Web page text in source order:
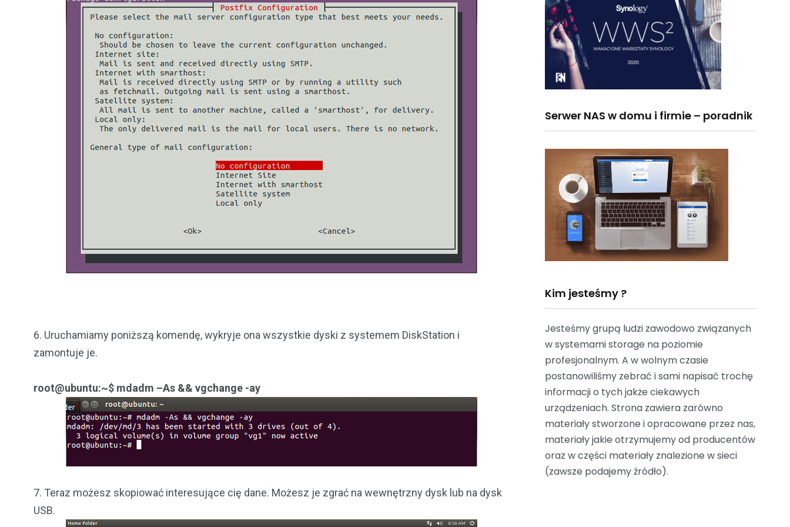
6. Uruchamiamy poniższą komendę, wykryje ona wszystkie dyski z systemem DiskStation i
zamontuje je.
root@ubuntu:~$ mdadm –As && vgchange -ay
7. Teraz możesz skopiować interesujące cię dane. Możesz je zgrać na wewnętrzny dysk lub na dysk
USB.
Serwer NAS w domu i firmie – poradnik
Kim jesteśmy ?
Jesteśmy grupą ludzi zawodowo związanych
w systemami storage na poziomie
profesjonalnym. A w wolnym czasie
postanowiliśmy zebrać i sami napisać trochę
informacji o tych jakże ciekawych
urządzeniach. Strona zawiera zarówno
materiały stworzone i opracowane przez nas,
materiały jakie otrzymujemy od producentów
oraz w części materiały znalezione w sieci
(zawsze podajemy źródło).